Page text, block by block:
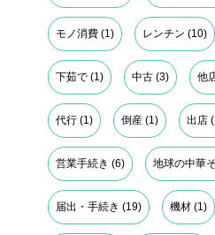
モノ消費 (1) レンチン (10)
下茹で (1) 中古 (3) 他
代行 (1) 倒産 (1) 出店
営業手続き (6) 地球の中華
届出・手続き (19) 機材 (1)